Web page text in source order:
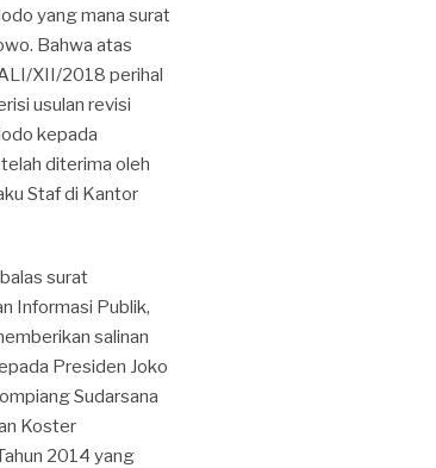
yang mana surat
Bahwa atas
XII/2018 perihal
usulan revisi
kepada
diterima oleh
Staf di Kantor
surat
Informasi Publik,
salinan
Presiden Joko
Sudarsana
Koster
2014 yang